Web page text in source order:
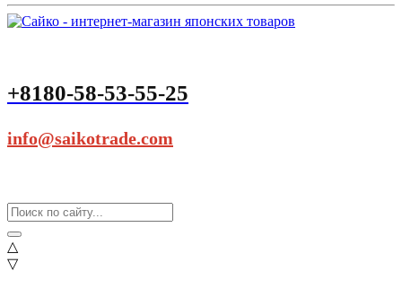
+8180-58-53-55-25
info@saikotrade.com
△
▽